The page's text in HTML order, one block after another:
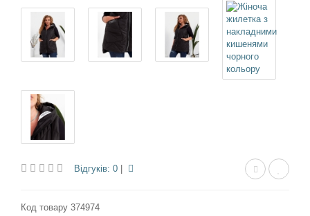
Відгуків: 0
Код товару 374974